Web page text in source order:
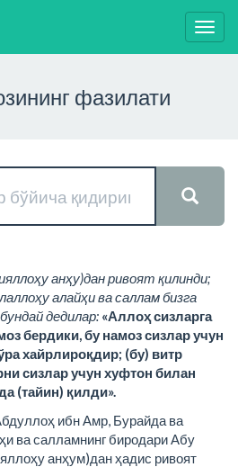
фазилати
анҳу)дан ривоят қилинди;
алайҳи ва саллам бизга
дедилар: «Аллоҳ сизларга
бердики, бу намоз сизлар учун
хайрлироқдир; (бу) витр
сизлар учун хуфтон билан
(тайин) қилди».
ибн Амр, Бурайда ва
ва салламнинг биродари Абу
анҳум)дан ҳадис ривоят